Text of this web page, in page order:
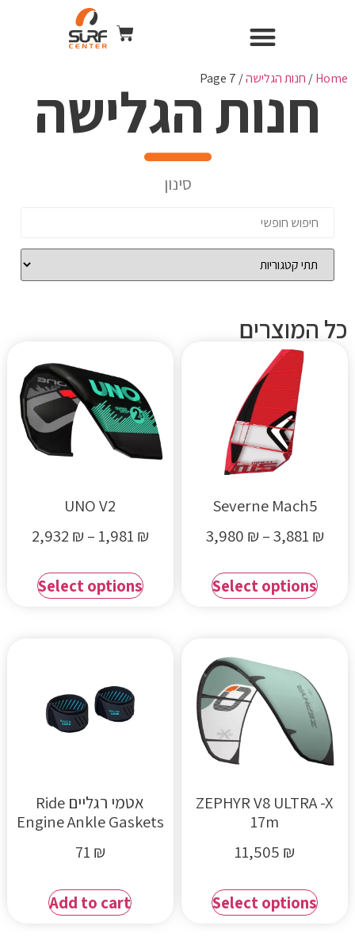
Home
/ חנות הגלישה/ Page 7
חנות הגלישה
סינון
כל המוצרים
Severne Mach5
3,881 ₪
–
3,980 ₪
Select options
UNO V2
1,981 ₪
–
2,932 ₪
Select options
ZEPHYR V8 ULTRA -X
17m
11,505 ₪
Select options
אטמי רגליים Ride
Engine Ankle Gaskets
71 ₪
Add to cart